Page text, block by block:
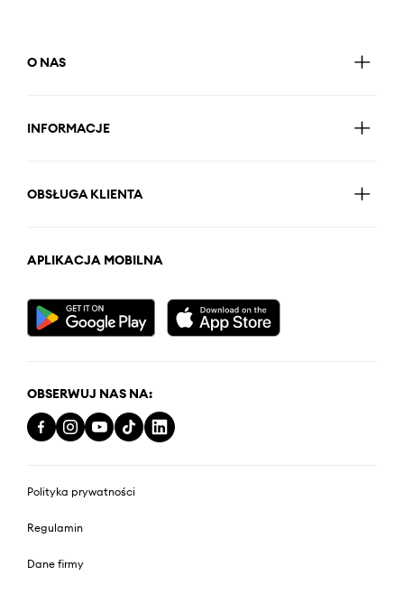
O NAS
INFORMACJE
OBSŁUGA KLIENTA
APLIKACJA MOBILNA
OBSERWUJ NAS NA:
Polityka prywatności
Regulamin
Dane firmy